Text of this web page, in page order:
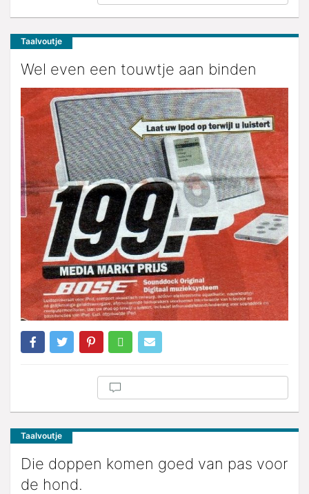
Taalvoutje
Wel even een touwtje aan binden
Taalvoutje
Die doppen komen goed van pas voor
de hond.